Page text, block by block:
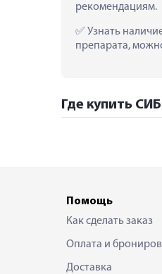
рекомендациям.
Узнать
препарата,
Где купить
Помощь
Как сделать заказ
Оплата и
Доставка